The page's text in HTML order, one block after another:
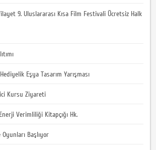
9. Uluslararası Kısa Film Festivali Ücretsiz Halk
Eşya Tasarım Yarışması
Kursu Ziyareti
Verimliliği Kitapçığı Hk.
Oyunları Başlıyor